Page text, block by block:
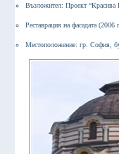
Възложител: Проект “Красива
Реставрация на фасадата (2006
Местоположение: гр. София, б